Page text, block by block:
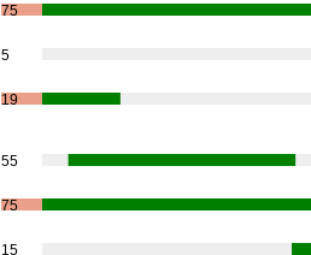
75
5
19
55
75
15